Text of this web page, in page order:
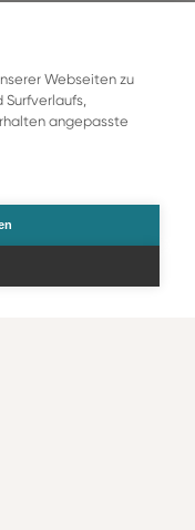
Webseiten zu
Surfverlaufs,
angepasste